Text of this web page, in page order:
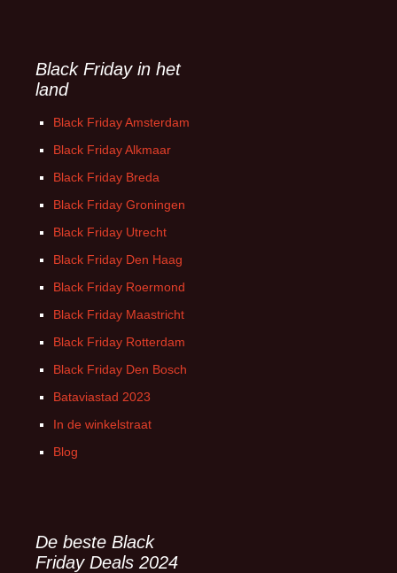
Black Friday in het
land
Black Friday Amsterdam
Black Friday Alkmaar
Black Friday Breda
Black Friday Groningen
Black Friday Utrecht
Black Friday Den Haag
Black Friday Roermond
Black Friday Maastricht
Black Friday Rotterdam
Black Friday Den Bosch
Bataviastad 2023
In de winkelstraat
Blog
De beste Black
Friday Deals 2024